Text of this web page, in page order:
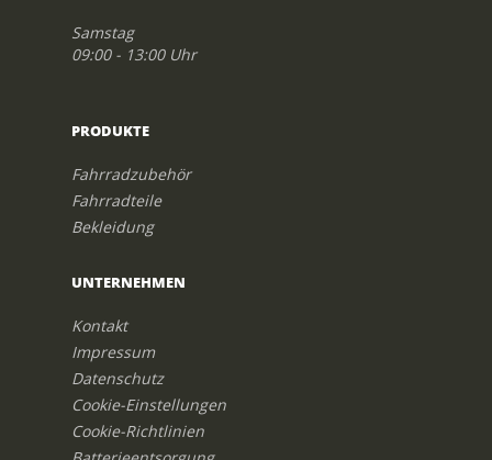
Samstag
09:00 - 13:00 Uhr
PRODUKTE
Fahrradzubehör
Fahrradteile
Bekleidung
UNTERNEHMEN
Kontakt
Impressum
Datenschutz
Cookie-Einstellungen
Cookie-Richtlinien